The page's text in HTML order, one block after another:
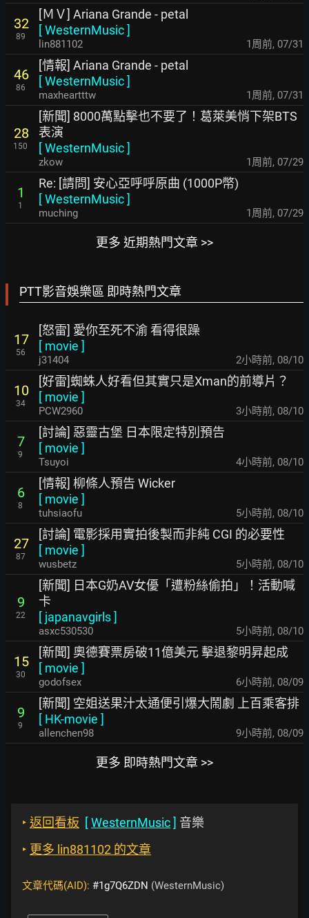
32
89
[ＭＶ] Ariana Grande - petal
[WesternMusic]
lin881102 1周前, 07/31
46
86
[情報] Ariana Grande - petal
[WesternMusic]
maxheartttw 1周前, 07/31
28
150
[新聞] 8000萬點擊也不要了！葛萊美悄下架BTS
表演
[WesternMusic]
zkow 1周前, 07/29
1
1
Re: [請問] 安心亞呼呼原曲 (1000P幣)
[WesternMusic]
muching 1周前, 07/29
更多 近期熱門文章 >>
PTT影音娛樂區 即時熱門文章
17
56
[怒雷] 愛你至死不渝 看得很躁
[ movie ]
j31404 2小時前, 08/10
10
34
[好雷]蜘蛛人好看但其實只是Xman的前導片？
[ movie ]
PCW2960 3小時前, 08/10
7
9
[討論] 惡靈古堡 日本限定特別預告
[ movie ]
Tsuyoi 4小時前, 08/10
6
8
[情報] 柳條人預告 Wicker
[ movie ]
tuhsiaofu 5小時前, 08/10
27
87
[討論] 電影採用實拍後製而非純 CGI 的必要性
[ movie ]
wusbetz 5小時前, 08/10
9
22
[新聞] 日本G奶AV女優「遭粉絲偷拍」！活動喊
卡
[ japanavgirls]
asxc530530 5小時前, 08/10
15
30
[新聞] 奧德賽票房破11億美元 擊退黎明昇起成
[ movie ]
godofsex 6小時前, 08/09
9
9
[新聞] 空姐送果汁太通便引爆大鬧劇 上百乘客排
[ HK-movie ]
allenchen98 9小時前, 08/09
更多 即時熱門文章 >>
‣ 返回看板 [WesternMusic] 音樂
‣ 更多 lin881102 的文章
文章代碼(AID): #1g7Q6ZDN (WesternMusic)